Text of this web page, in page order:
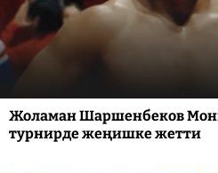
Жоламан Шаршенбеков
турнирде жеңишке жетти